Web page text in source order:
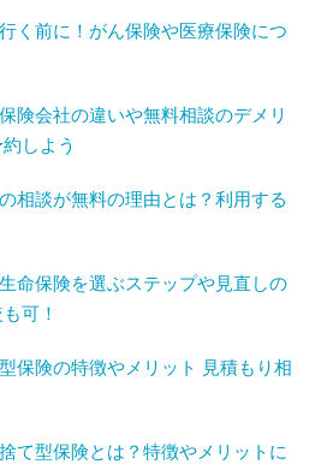
く前に！がん保険や医療保険につ
険会社の違いや無料相談のデメリ
しよう
相談が無料の理由とは？利用する
命保険を選ぶステップや見直しの
可！
保険の特徴やメリット 見積もり相
て型保険とは？特徴やメリットに